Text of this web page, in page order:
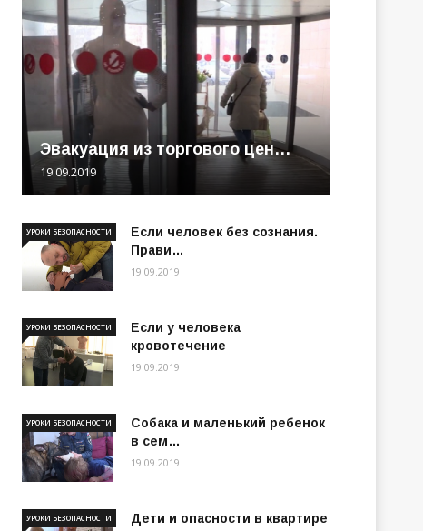
Эвакуация из торгового цен…
19.09.2019
Если человек без сознания.
Прави…
УРОКИ БЕЗОПАСНОСТИ
19.09.2019
Если у человека
кровотечение
УРОКИ БЕЗОПАСНОСТИ
19.09.2019
Собака и маленький ребенок
в сем…
УРОКИ БЕЗОПАСНОСТИ
19.09.2019
Дети и опасности в квартире
УРОКИ БЕЗОПАСНОСТИ